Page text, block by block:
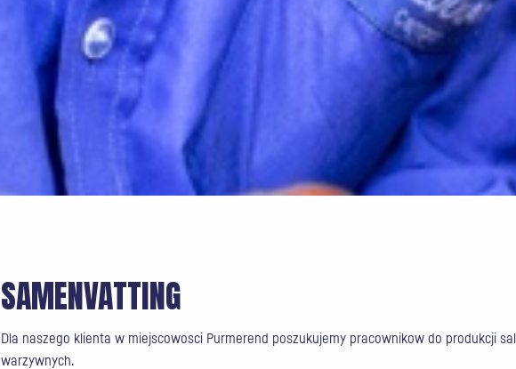
SAMENVATTING
Dla naszego klienta w miejscowosci Purmerend poszukujemy pracownikow do produkcji
warzywnych.